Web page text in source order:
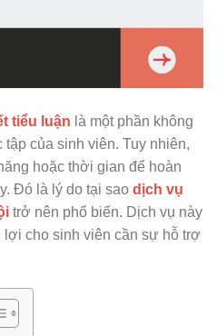
tiểu luận là một phần không
của sinh viên. Tuy nhiên,
hoặc thời gian để hoàn
Đó là lý do tại sao dịch vụ
trở nên phổ biến. Dịch vụ này
lợi cho sinh viên cần sự hỗ trợ